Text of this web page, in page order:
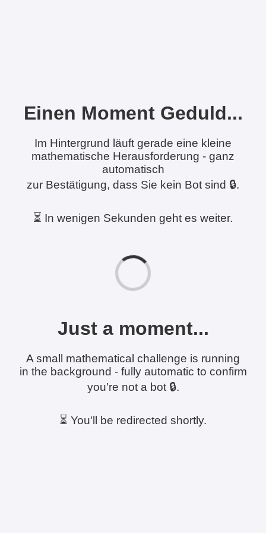
Einen Moment Geduld...
Im Hintergrund läuft gerade eine kleine
mathematische Herausforderung - ganz
automatisch
zur Bestätigung, dass Sie kein Bot sind 🔒.
⏳ In wenigen Sekunden geht es weiter.
Just a moment...
A small mathematical challenge is running
in the background - fully automatic to confirm
you're not a bot 🔒.
⏳ You'll be redirected shortly.